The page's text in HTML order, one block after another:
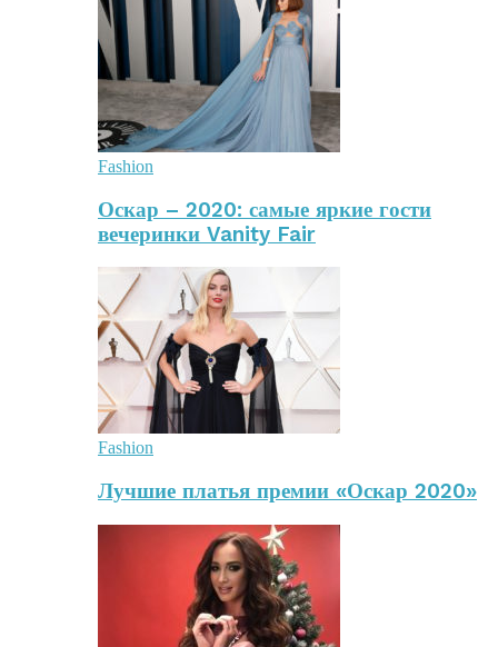
Fashion
Оскар – 2020: самые яркие гости
вечеринки Vanity Fair
Fashion
Лучшие платья премии «Оскар 2020»